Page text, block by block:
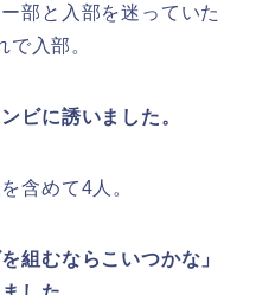
部と入部を迷っていた
入部。
ビに誘いました。
含めて4人。
組むならこいつかな」